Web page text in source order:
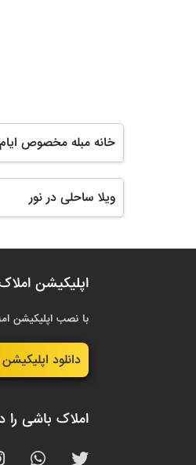
خانه مبله مخصوص
ویلا ساحلی در نور
اپلیکیشن
با نصب اپلیکیشن
دانلود اپلیکیشن
املاک باشی را